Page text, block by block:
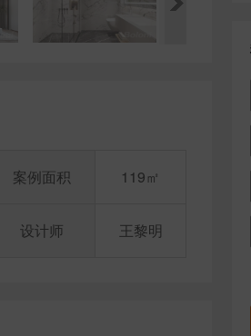
案例面积
设计师
119㎡
王黎明